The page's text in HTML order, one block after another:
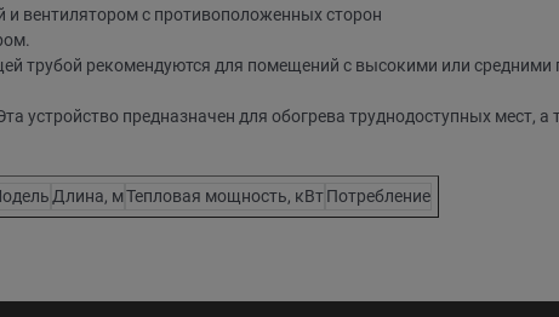
вентилятором с противоположенных сторон
трубой рекомендуются для помещений с высокими или средними
устройство предназначен для обогрева труднодоступных мecт,
Длина, мТепловая мощность, кВт Потребление